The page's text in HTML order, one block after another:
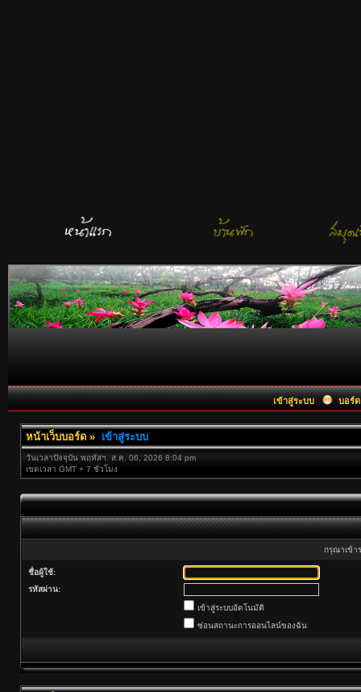
เข้าสู่ระบบ บอร์ด
หน้าเว็บบอร์ด » เข้าสู่ระบบ
วันเวลาปัจจุบัน พฤหัสฯ. ส.ค. 06, 2026 8:04 pm
เขตเวลา GMT + 7 ชั่วโมง
กรุณาเข้า
ชื่อผู้ใช้:
รหัสผ่าน:
เข้าสู่ระบบอัตโนมัติ
ซ่อนสถานะการออนไลน์ของฉัน